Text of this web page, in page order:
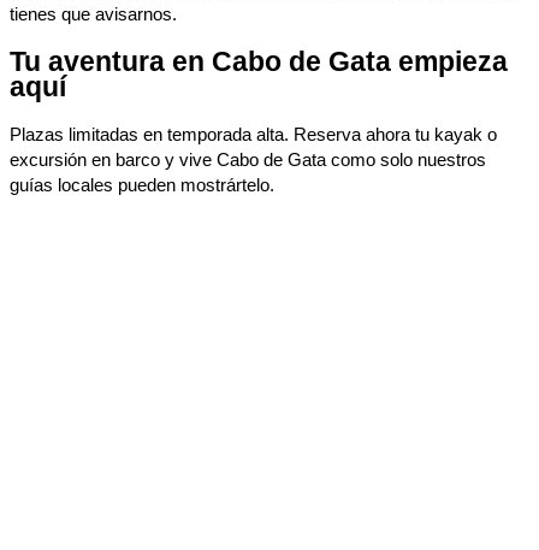
tienes que avisarnos.
Tu aventura en Cabo de Gata empieza
aquí
Plazas limitadas en temporada alta. Reserva ahora tu kayak o
excursión en barco y vive Cabo de Gata como solo nuestros
guías locales pueden mostrártelo.